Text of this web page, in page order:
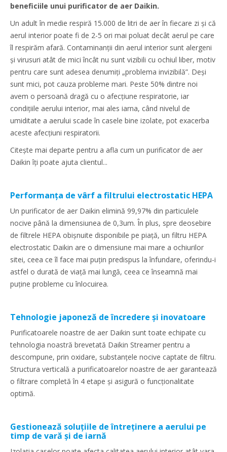
beneficiile unui purificator de aer Daikin.
Un adult în medie respiră 15.000 de litri de aer în fiecare zi și că
aerul interior poate fi de 2-5 ori mai poluat decât aerul pe care
îl respirăm afară. Contaminanții din aerul interior sunt alergeni
și virusuri atât de mici încât nu sunt vizibili cu ochiul liber, motiv
pentru care sunt adesea denumiți „problema invizibilă”. Deși
sunt mici, pot cauza probleme mari. Peste 50% dintre noi
avem o persoană dragă cu o afecțiune respiratorie, iar
condițiile aerului interior, mai ales iarna, când nivelul de
umiditate a aerului scade în casele bine izolate, pot exacerba
aceste afecțiuni respiratorii.
Citește mai departe pentru a afla cum un purificator de aer
Daikin îți poate ajuta clientul...
Performanța de vârf a filtrului electrostatic HEPA
Un purificator de aer Daikin elimină 99,97% din particulele
nocive până la dimensiunea de 0,3um. În plus, spre deosebire
de filtrele HEPA obișnuite disponibile pe piață, un filtru HEPA
electrostatic Daikin are o dimensiune mai mare a ochiurilor
sitei, ceea ce îl face mai puțin predispus la înfundare, oferindu-i
astfel o durată de viață mai lungă, ceea ce înseamnă mai
puține probleme cu înlocuirea.
Tehnologie japoneză de încredere și inovatoare
Purificatoarele noastre de aer Daikin sunt toate echipate cu
tehnologia noastră brevetată Daikin Streamer pentru a
descompune, prin oxidare, substanțele nocive captate de filtru.
Structura verticală a purificatoarelor noastre de aer garantează
o filtrare completă în 4 etape și asigură o funcționalitate
optimă.
Gestionează soluțiile de întreținere a aerului pe
timp de vară și de iarnă